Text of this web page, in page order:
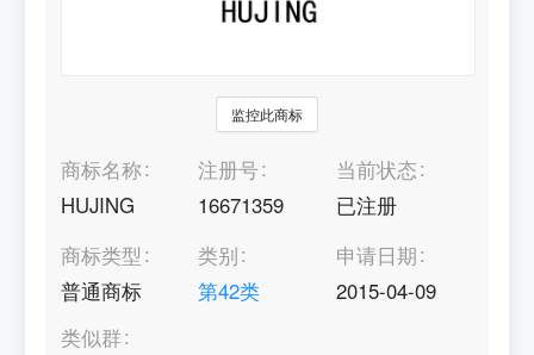
监控此商标
商标名称
HUJING
注册号
16671359
当前状态
已注册
商标类型
普通商标
类别
第42类
申请日期
2015-04-09
类似群